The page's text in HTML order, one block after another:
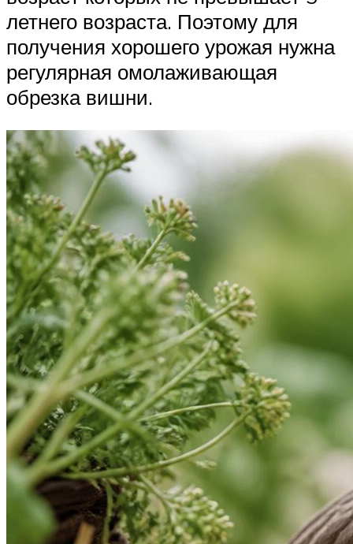
летнего возраста. Поэтому для
получения хорошего урожая нужна
регулярная омолаживающая
обрезка вишни.